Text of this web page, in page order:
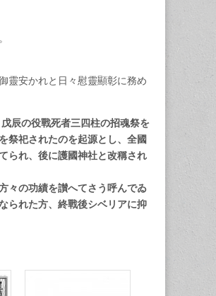
靈安かれと日々慰靈顯彰に務め
辰の役戰死者三四柱の招魂祭を
祭祀されたのを起源とし、全國
られ、後に護國神社と改稱され
々の功績を讃へてさう呼んでゐ
られた方、終戰後シベリアに抑